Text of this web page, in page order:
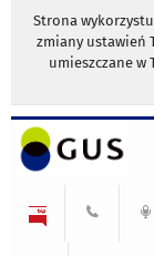
Strona
zmiany ustawień
umieszczane w